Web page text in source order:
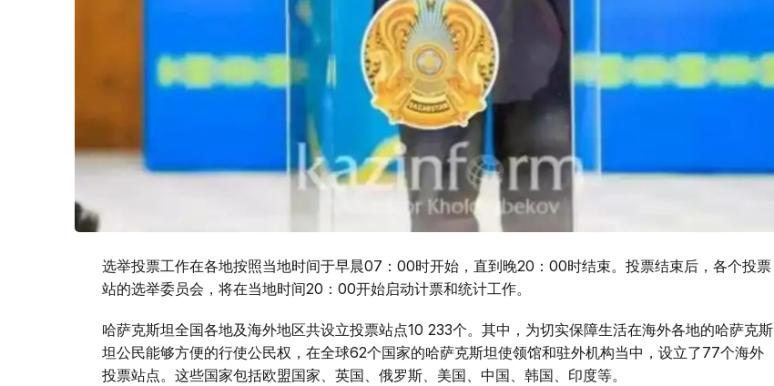
选举投票工作在各地按照当地时间于早晨07：00时开始，直到晚20：00时结束。投票结束后，各个投票
站的选举委员会，将在当地时间20：00开始启动计票和统计工作。
哈萨克斯坦全国各地及海外地区共设立投票站点10 233个。其中，为切实保障生活在海外各地的哈萨克斯
坦公民能够方便的行使公民权，在全球62个国家的哈萨克斯坦使领馆和驻外机构当中，设立了77个海外
投票站点。这些国家包括欧盟国家、英国、俄罗斯、美国、中国、韩国、印度等。